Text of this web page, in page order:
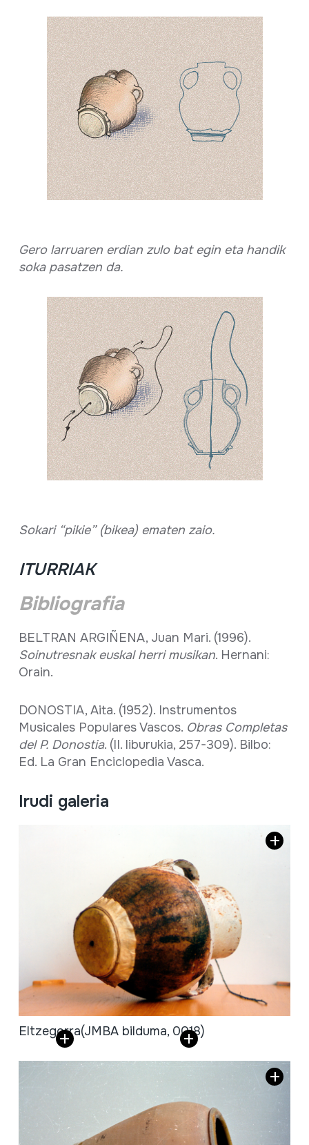
Gero larruaren erdian zulo bat egin eta handik
soka pasatzen da.
Sokari “pikie” (bikea) ematen zaio.
ITURRIAK
Bibliografia
BELTRAN ARGIÑENA, Juan Mari. (1996).
Soinutresnak euskal herri musikan. Hernani:
Orain.
DONOSTIA, Aita. (1952). Instrumentos
Musicales Populares Vascos. Obras Completas
del P. Donostia. (II. liburukia, 257-309). Bilbo:
Ed. La Gran Enciclopedia Vasca.
Irudi galeria
Eltzegorra(JMBA bilduma, 0018)